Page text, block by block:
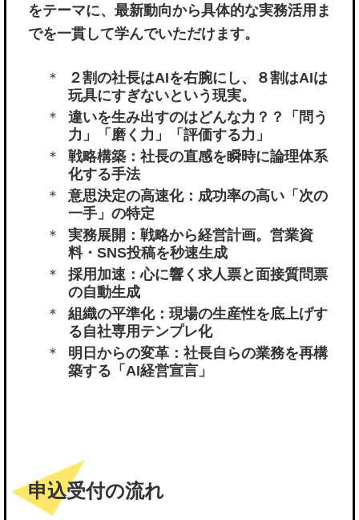
をテーマに、最新動向から具体的な実務活用ま
でを一貫して学んでいただけます。
２割の社長はAIを右腕にし、８割はAIは
玩具にすぎないという現実。
違いを生み出すのはどんな力？？「問う
力」「磨く力」「評価する力」
戦略構築：社長の直感を瞬時に論理体系
化する手法
意思決定の高速化：成功率の高い「次の
一手」の特定
実務展開：戦略から経営計画。営業資
料・SNS投稿を秒速生成
採用加速：心に響く求人票と面接質問票
の自動生成
組織の平準化：現場の生産性を底上げす
る自社専用テンプレ化
明日からの変革：社長自らの業務を再構
築する「AI経営宣言」
申込受付の流れ